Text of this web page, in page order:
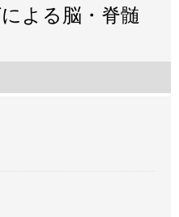
よる脳・脊髄